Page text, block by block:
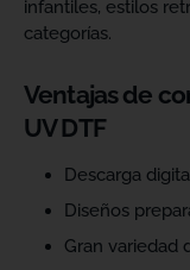
infantiles, estilos
categorías.
Ventajas de
UV DTF
Descarga
Diseños
Gran variedad